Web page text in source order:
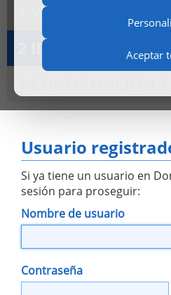
Aceptar
1 VER CARRITO
2 IDENTIFICACIÓN
Usuario
Si ya tiene un usuario en
sesión para proseguir:
Nombre de usuario
Contraseña